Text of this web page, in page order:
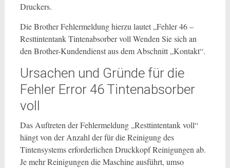
Druckers.
Die Brother Fehlermeldung hierzu lautet „Fehler 46 –
Resttintentank Tintenabsorber voll Wenden Sie sich an
den Brother-Kundendienst aus dem Abschnitt „Kontakt“.
Ursachen und Gründe für die
Fehler Error 46 Tintenabsorber
voll
Das Auftreten der Fehlermeldung „Resttintentank voll“
hängt von der Anzahl der für die Reinigung des
Tintensystems erforderlichen Druckkopf Reinigungen ab.
Je mehr Reinigungen die Maschine ausführt, umso